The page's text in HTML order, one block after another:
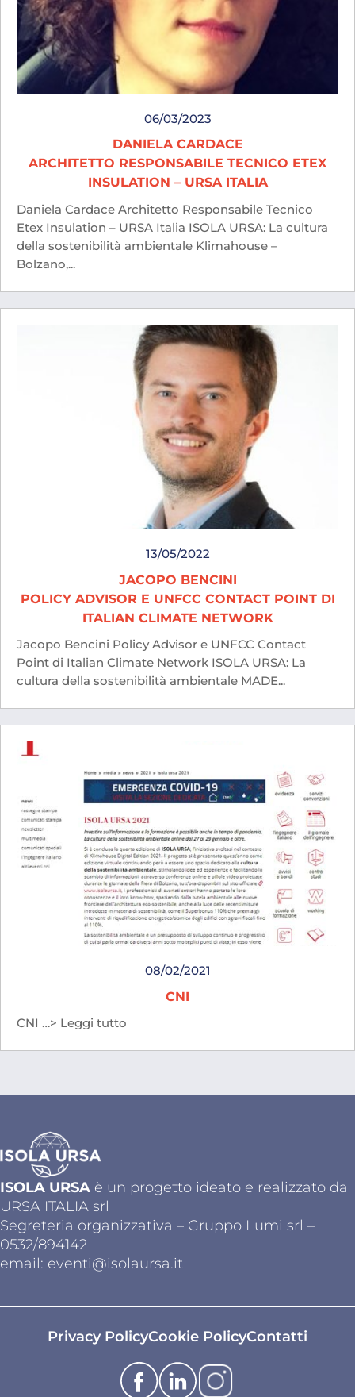
06/03/2023
DANIELA CARDACE
ARCHITETTO RESPONSABILE TECNICO ETEX
INSULATION – URSA ITALIA
Daniela Cardace Architetto Responsabile Tecnico
Etex Insulation – URSA Italia ISOLA URSA: La cultura
della sostenibilità ambientale Klimahouse –
Bolzano,...
13/05/2022
JACOPO BENCINI
POLICY ADVISOR E UNFCC CONTACT POINT DI
ITALIAN CLIMATE NETWORK
Jacopo Bencini Policy Advisor e UNFCC Contact
Point di Italian Climate Network ISOLA URSA: La
cultura della sostenibilità ambientale MADE...
08/02/2021
CNI
CNI …> Leggi tutto
ISOLA URSA è un progetto ideato e realizzato da
URSA ITALIA srl
Segreteria organizzativa – Gruppo Lumi srl –
0532/894142
email: eventi@isolaursa.it
Privacy PolicyCookie PolicyContatti